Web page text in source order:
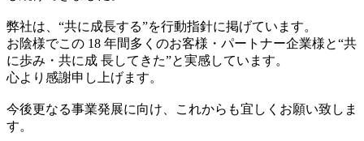
弊社は、“共に成長する”を行動指針に掲げています。
お陰様でこの 18 年間多くのお客様・パートナー企業様と“共
に歩み・共に成 長してきた”と実感しています。
心より感謝申し上げます。
今後更なる事業発展に向け、これからも宜しくお願い致しま
す。